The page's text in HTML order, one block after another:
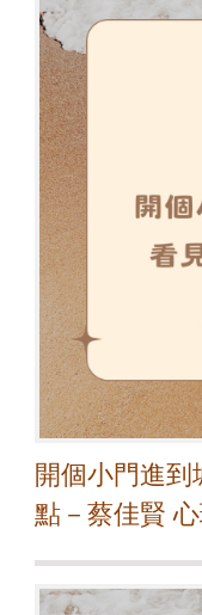
開個小門進
點－蔡佳賢